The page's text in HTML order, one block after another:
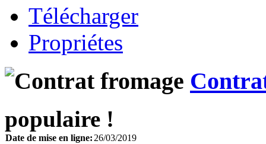
Télécharger
Propriétes
populaire !
Date de mise en ligne:26/03/2019